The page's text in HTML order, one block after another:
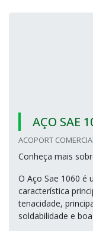
AÇO SAE
ACOPORT
Conheça mais
O Aço Sae 1060 é
característica
tenacidade,
soldabilidade e